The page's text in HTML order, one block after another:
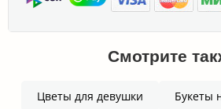
Смотрите
Цветы для девушки Букеты